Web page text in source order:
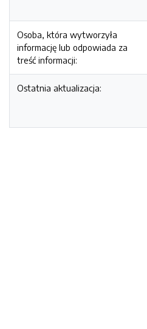
Osoba, która wytworzyła
informację lub odpowiada za
treść informacji:
Ostatnia aktualizacja: